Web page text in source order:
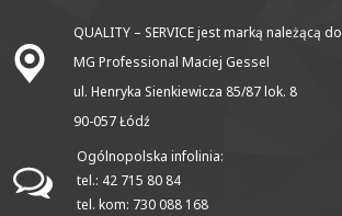
QUALITY – SERVICE jest marką należącą do
MG Professional Maciej Gessel
ul. Henryka Sienkiewicza 85/87 lok. 8
90-057 Łódź
Ogólnopolska infolinia:
tel.: 42 715 80 84
tel. kom: 730 088 168